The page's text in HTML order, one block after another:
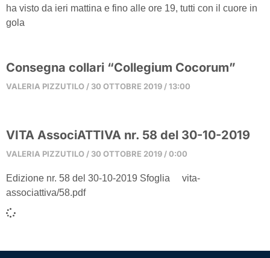
ha visto da ieri mattina e fino alle ore 19, tutti con il cuore in
gola
Consegna collari “Collegium Cocorum”
VALERIA PIZZUTILO 30 OTTOBRE 2019 13:00
VITA AssociATTIVA nr. 58 del 30-10-2019
VALERIA PIZZUTILO 30 OTTOBRE 2019 0:00
Edizione nr. 58 del 30-10-2019 Sfoglia vita-
associattiva/58.pdf